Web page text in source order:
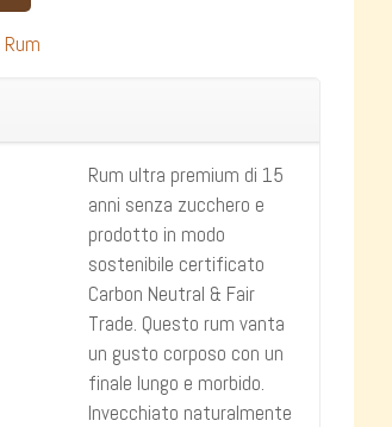
Rum
Rum ultra premium di 15
anni senza zucchero e
prodotto in modo
sostenibile certificato
Carbon Neutral & Fair
Trade. Questo rum vanta
un gusto corposo con un
finale lungo e morbido.
Invecchiato naturalmente